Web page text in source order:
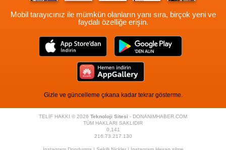
Mobil tarayıcınız ile mümkün olanların yanı sıra, birçok yeni ve
faydalı özelliğe erişin.
Gizle ve güncelleme çıkana kadar tekrar gösterme.
TELİF HAKKI © 2026 Teknoloji Sitesi - DONANIMHABER.COM
TÜM HAKLARI SAKLIDIR
0,141
216.73.217.130